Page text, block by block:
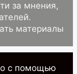
за мнения,
материалы
с помощью